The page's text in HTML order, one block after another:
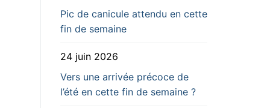
Pic de canicule attendu en cette
fin de semaine
24 juin 2026
Vers une arrivée précoce de
l’été en cette fin de semaine ?